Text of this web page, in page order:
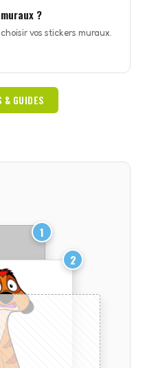
?
vos stickers muraux.
& GUIDES
1
2